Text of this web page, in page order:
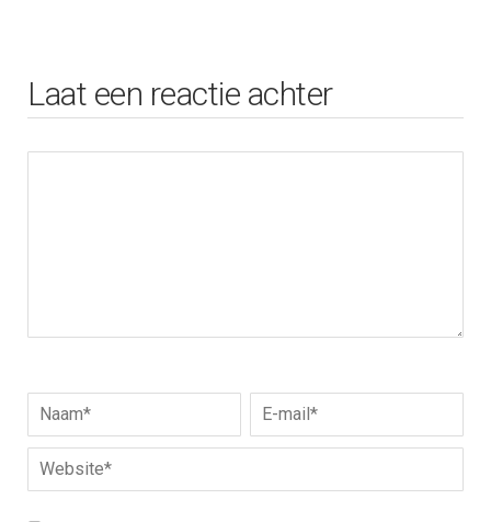
Laat een reactie achter